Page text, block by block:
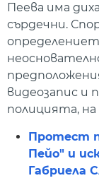
Пеева има
сърдечни.
видеозапис и
полицията,
Протест
Пейо" и
Габриела